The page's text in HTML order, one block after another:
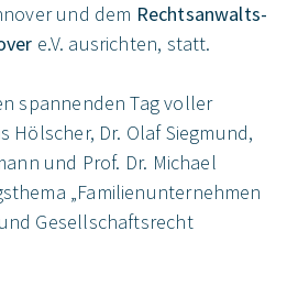
und dem Rechtsanwalts-
e.V. ausrichten, statt.
spannenden Tag voller
Hölscher, Dr. Olaf Siegmund,
und Prof. Dr. Michael
„Familienunternehmen
Gesellschaftsrecht